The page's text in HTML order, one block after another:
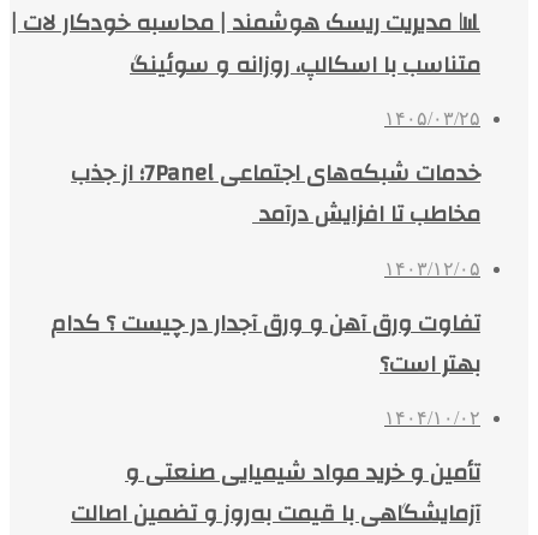
📊 مدیریت ریسک هوشمند | محاسبه خودکار لات |
متناسب با اسکالپ، روزانه و سوئینگ
۱۴۰۵/۰۳/۲۵
خدمات شبکه‌های اجتماعی 7Panel؛ از جذب
مخاطب تا افزایش درآمد
۱۴۰۳/۱۲/۰۵
تفاوت ورق آهن و ورق آجدار در چیست ؟ کدام
بهتر است؟
۱۴۰۴/۱۰/۰۲
تأمین و خرید مواد شیمیایی صنعتی و
آزمایشگاهی با قیمت به‌روز و تضمین اصالت